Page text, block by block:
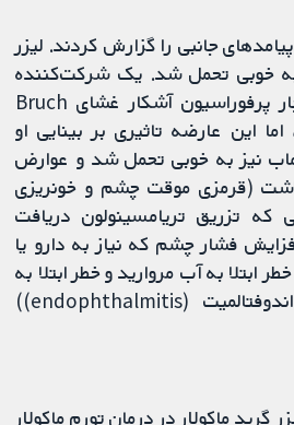
جانبی را گزارش کردند. لیزر
خوبی تحمل شد. یک شرکت‌کننده
پس از دریافت لیزر دچار پرفوراسیون آشکار غشای Bruch
این عارضه تاثیری بر بینایی او
نیز به خوبی تحمل شد و عوارض
(قرمزی موقت چشم و خونریزی
تزریق تریامسینولون دریافت
فشار چشم که نیاز به دارو یا
ابتلا به آب مروارید و خطر ابتلا به
عفونت چشمی جدی (اندوفتالمیت (endophthalmitis))
گرید ماکولار در درمان تورم ماکولار